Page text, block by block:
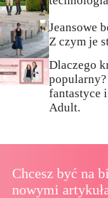
Jeansowe
Z czym je
Dlaczego
fantastyce
Adult.
Chcesz być na
nowymi